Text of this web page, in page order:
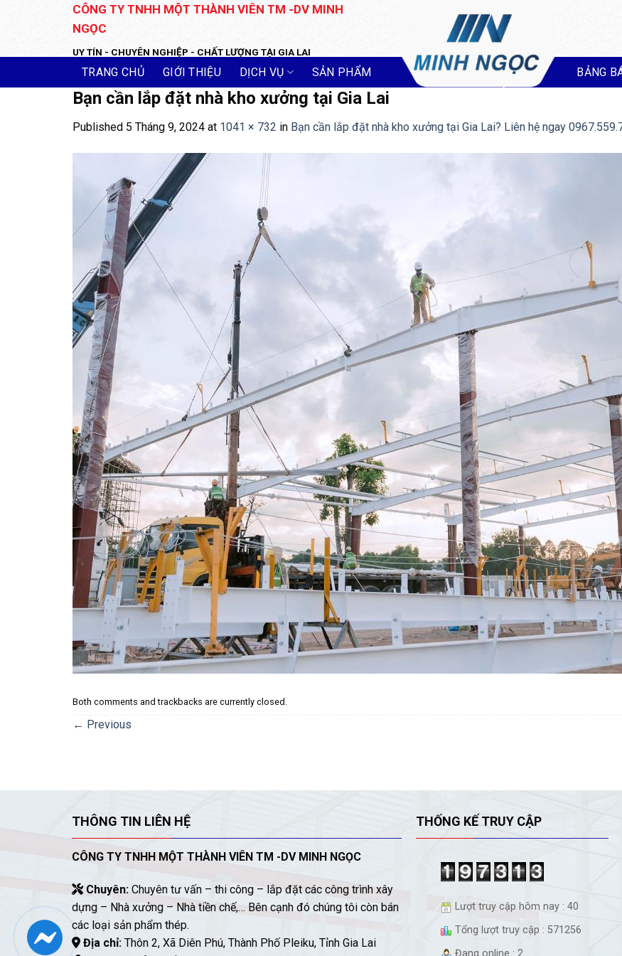
CÔNG TY TNHH MỘT THÀNH VIÊN TM -DV MINH
NGỌC
UY TÍN - CHUYÊN NGHIỆP - CHẤT LƯỢNG TẠI GIA LAI
TRANG CHỦ GIỚI THIỆU DỊCH VỤ SẢN PHẨM BẢNG
Bạn cần lắp đặt nhà kho xưởng tại Gia Lai
Published 5 Tháng 9, 2024 at 1041 × 732 in Bạn cần lắp đặt nhà kho xưởng tại Gia Lai? Liên hệ ngay
Both comments and trackbacks are currently closed.
← Previous
THÔNG TIN LIÊN HỆ
CÔNG TY TNHH MỘT THÀNH VIÊN TM -DV MINH NGỌC
Chuyên:Chuyên tư vấn – thi công – lắp đặt các công trình xây
dựng – Nhà xưởng – Nhà tiền chế,… Bên cạnh đó chúng tôi còn bán
các loại sản phẩm thép.
Địa chỉ:Thôn 2, Xã Diên Phú, Thành Phố Pleiku, Tỉnh Gia Lai
THỐNG KẾ TRUY CẬP
Lượt truy cập hôm nay : 40
Tổng lượt truy cập : 571256